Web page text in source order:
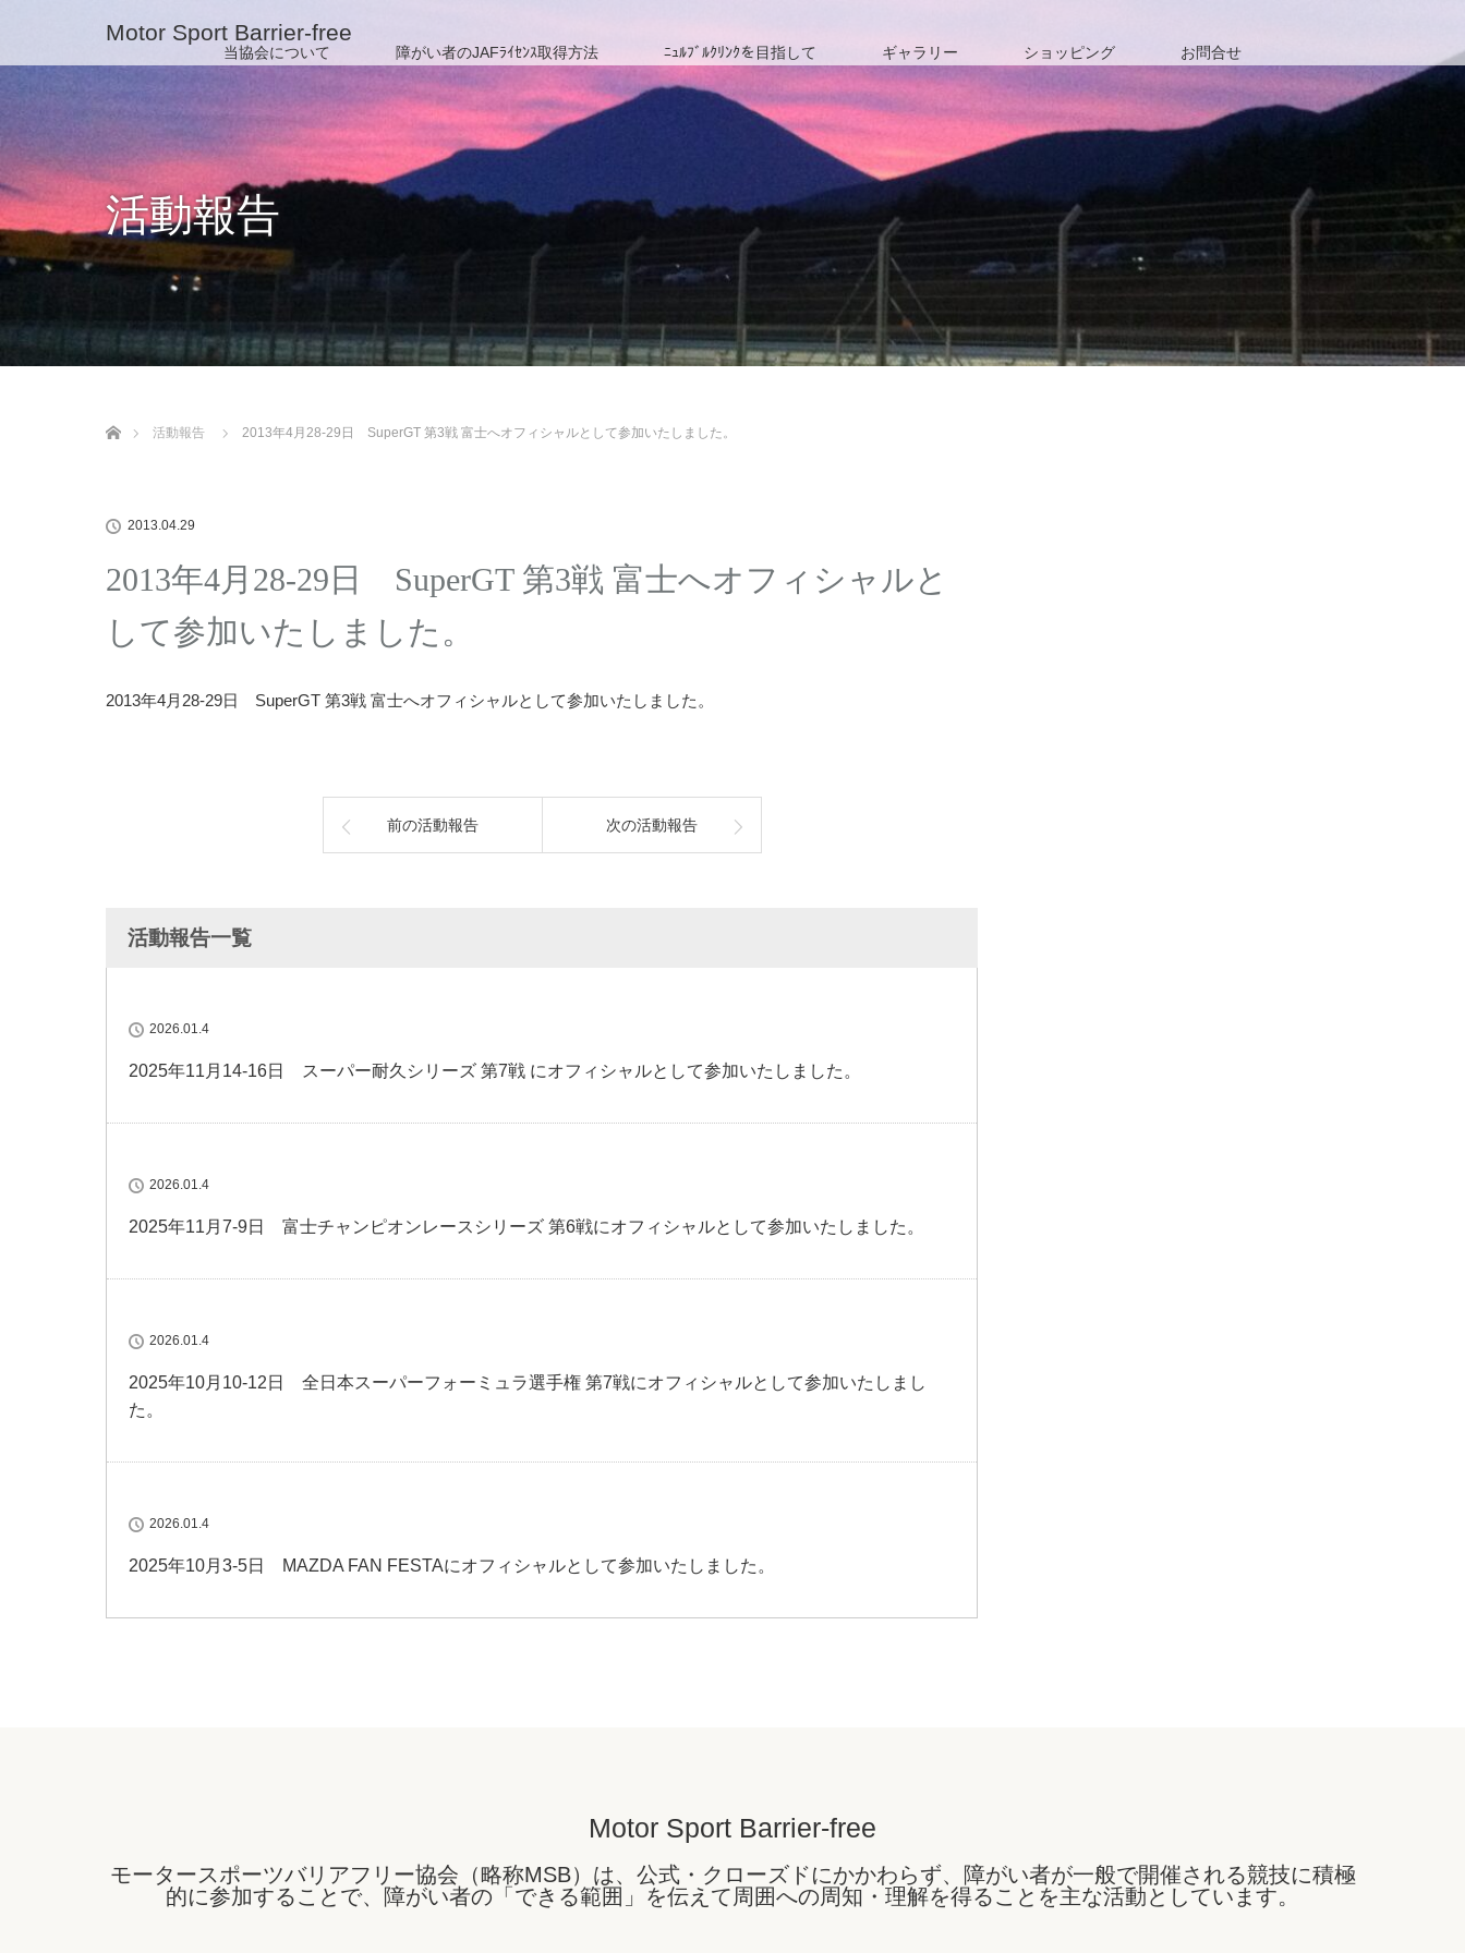
Motor Sport Barrier-free
当協会について 障がい者のJAFﾗｲｾﾝｽ取得方法 ﾆｭﾙﾌﾞﾙｸﾘﾝｸを目指して ギャラリー ショッピング お問合せ
活動報告
活動報告
2013年4月28-29日 SuperGT 第3戦 富士へオフィシャルとして参加いたしました。
2013.04.29
2013年4月28-29日 SuperGT 第3戦 富士へオフィシャルと
して参加いたしました。
2013年4月28-29日 SuperGT 第3戦 富士へオフィシャルとして参加いたしました。
前の活動報告 次の活動報告
活動報告一覧
2026.01.4
2025年11月14-16日 スーパー耐久シリーズ 第7戦 にオフィシャルとして参加いたしました。
2026.01.4
2025年11月7-9日 富士チャンピオンレースシリーズ 第6戦にオフィシャルとして参加いたしました。
2026.01.4
2025年10月10-12日 全日本スーパーフォーミュラ選手権 第7戦にオフィシャルとして参加いたしまし
た。
2026.01.4
2025年10月3-5日 MAZDA FAN FESTAにオフィシャルとして参加いたしました。
Motor Sport Barrier-free
モータースポーツバリアフリー協会（略称MSB）は、公式・クローズドにかかわらず、障がい者が一般で開催される競技に積極
的に参加することで、障がい者の「できる範囲」を伝えて周囲への周知・理解を得ることを主な活動としています。